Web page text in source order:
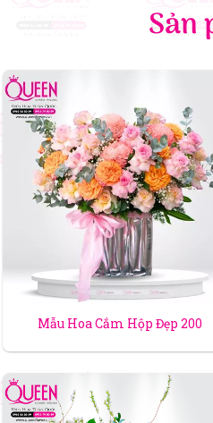
Sản
Mẫu Hoa Cắm Hộp Đẹp 200